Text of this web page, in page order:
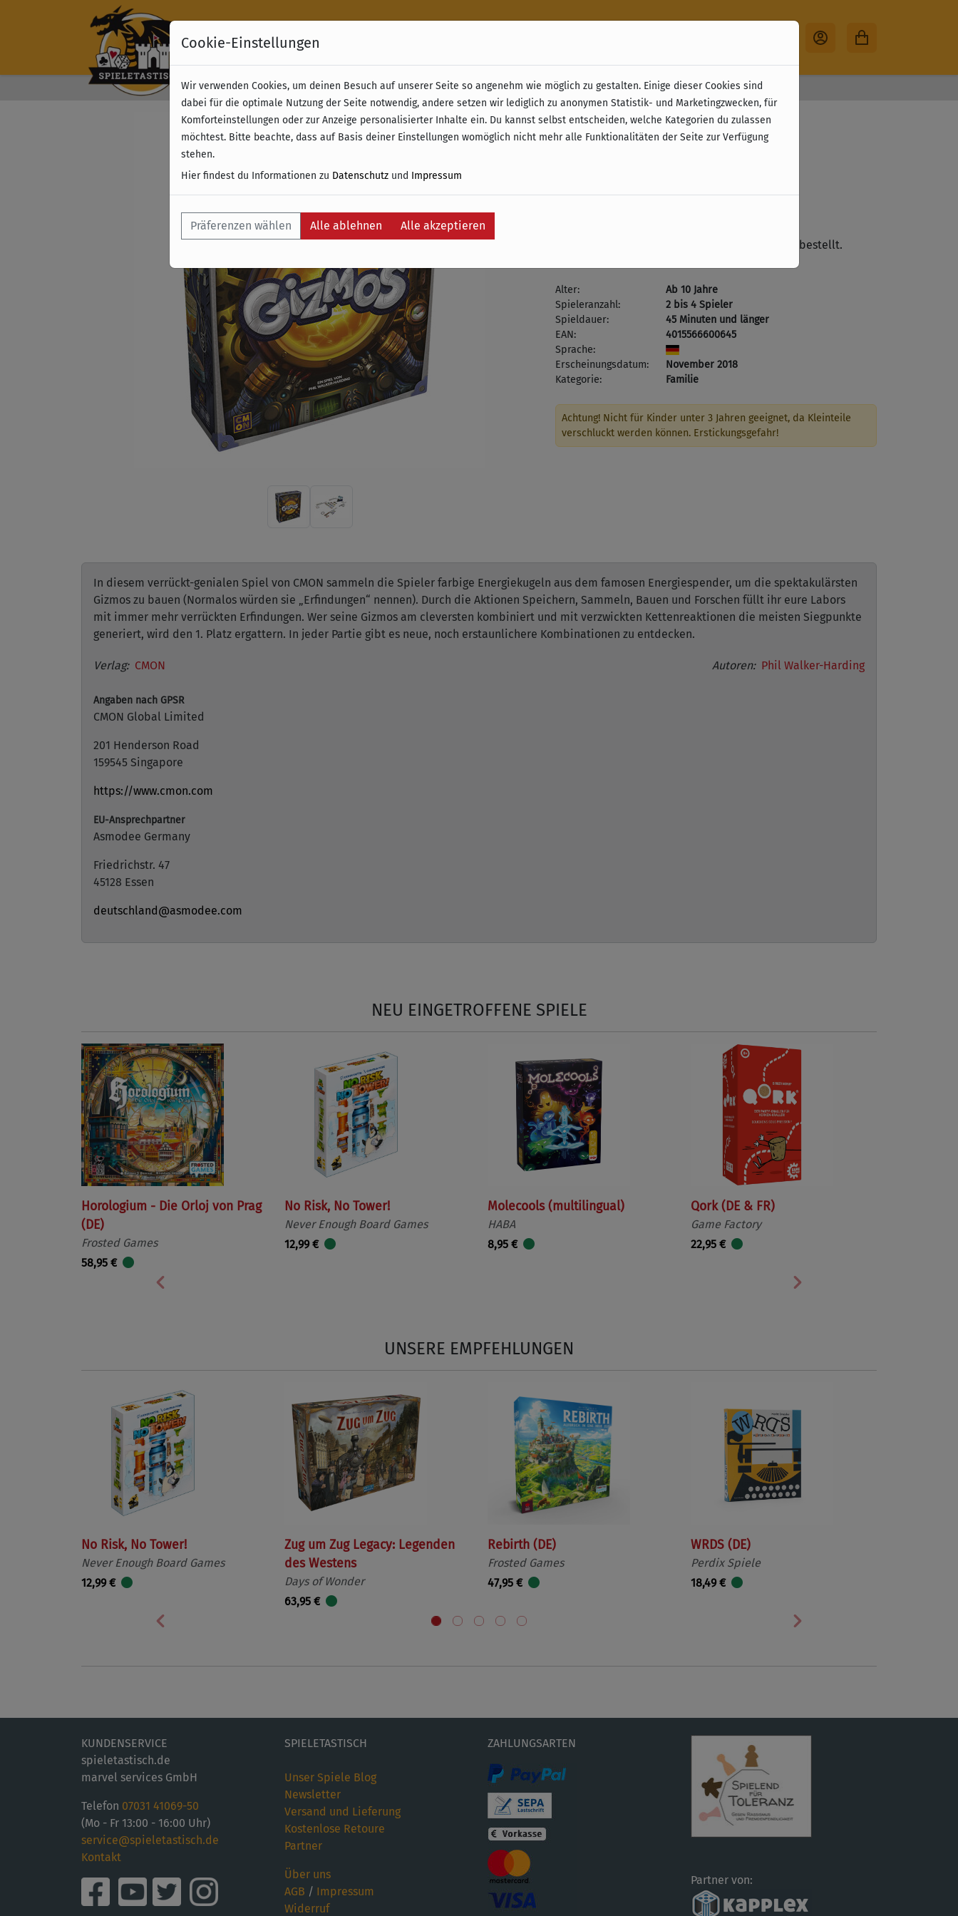
Kostenloser Versand & Retoure ab 49 € (innerhalb Deutschlands) 30 Tage Rückgabe
Gizmos
Zurzeit nicht lieferbar. Wird nicht mehr nachbestellt.
Alter:
Ab 10 Jahre
Spieleranzahl:
2 bis 4 Spieler
Spieldauer:
45 Minuten und länger
EAN:
4015566600645
Sprache:
Erscheinungsdatum:
November 2018
Kategorie:
Familie
Achtung! Nicht für Kinder unter 3 Jahren geeignet, da Kleinteile
verschluckt werden können. Erstickungsgefahr!
In diesem verrückt-genialen Spiel von CMON sammeln die Spieler farbige Energiekugeln aus dem famosen Energiespender, um die spektakulärsten
Gizmos zu bauen (Normalos würden sie „Erfindungen“ nennen). Durch die Aktionen Speichern, Sammeln, Bauen und Forschen füllt ihr eure Labors
mit immer mehr verrückten Erfindungen. Wer seine Gizmos am cleversten kombiniert und mit verzwickten Kettenreaktionen die meisten Siegpunkte
generiert, wird den 1. Platz ergattern. In jeder Partie gibt es neue, noch erstaunlichere Kombinationen zu entdecken.
Verlag: CMON
Angaben nach GPSR
CMON Global Limited
201 Henderson Road
159545 Singapore
https://www.cmon.com
EU-Ansprechpartner
Asmodee Germany
Friedrichstr. 47
45128 Essen
deutschland@asmodee.com
Autoren: Phil Walker-Harding
NEU EINGETROFFENE SPIELE
Horologium - Die Orloj von Prag
(DE)
Frosted Games
58,95 €
No Risk, No Tower!
Never Enough Board Games
12,99 €
Molecools (multilingual)
HABA
8,95 €
Qork (DE & FR)
Game Factory
22,95 €
Vorherige Nächste
UNSERE EMPFEHLUNGEN
No Risk, No Tower!
Never Enough Board Games
12,99 €
Zug um Zug Legacy: Legenden
des Westens
Days of Wonder
63,95 €
Rebirth (DE)
Frosted Games
47,95 €
WRDS (DE)
Perdix Spiele
18,49 €
Vorherige Nächste
KUNDENSERVICE
spieletastisch.de
marvel services GmbH
Telefon 07031 41069-50
(Mo - Fr 13:00 - 16:00 Uhr)
service@spieletastisch.de
Kontakt
SPIELETASTISCH
Unser Spiele Blog
Newsletter
Versand und Lieferung
Kostenlose Retoure
Partner
Über uns
AGB / Impressum
Widerruf
ZAHLUNGSARTEN
Partner von:
Cookie-Einstellungen
Wir verwenden Cookies, um deinen Besuch auf unserer Seite so angenehm wie möglich zu gestalten. Einige dieser Cookies sind
dabei für die optimale Nutzung der Seite notwendig, andere setzen wir lediglich zu anonymen Statistik- und Marketingzwecken, für
Komforteinstellungen oder zur Anzeige personalisierter Inhalte ein. Du kannst selbst entscheiden, welche Kategorien du zulassen
möchtest. Bitte beachte, dass auf Basis deiner Einstellungen womöglich nicht mehr alle Funktionalitäten der Seite zur Verfügung
stehen.
Hier findest du Informationen zu Datenschutz und Impressum
Präferenzen wählen Alle ablehnen Alle akzeptieren